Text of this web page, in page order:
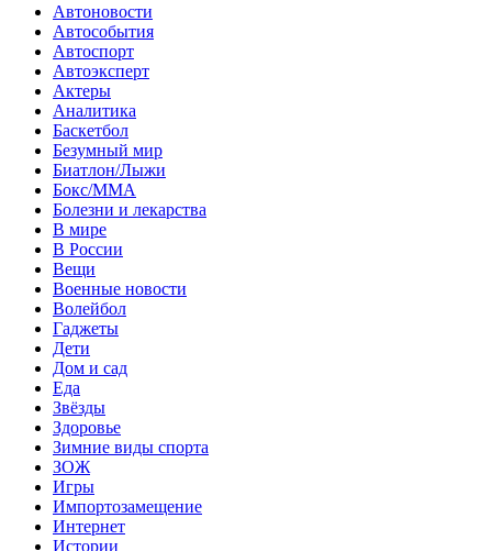
Автоновости
Автособытия
Автоспорт
Автоэксперт
Актеры
Аналитика
Баскетбол
Безумный мир
Биатлон/Лыжи
Бокс/MMA
Болезни и лекарства
В мире
В России
Вещи
Военные новости
Волейбол
Гаджеты
Дети
Дом и сад
Еда
Звёзды
Здоровье
Зимние виды спорта
ЗОЖ
Игры
Импортозамещение
Интернет
Истории